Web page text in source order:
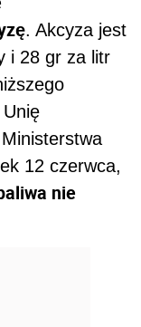
. Akcyza jest
i 28 gr za litr
12 czerwca,
nie